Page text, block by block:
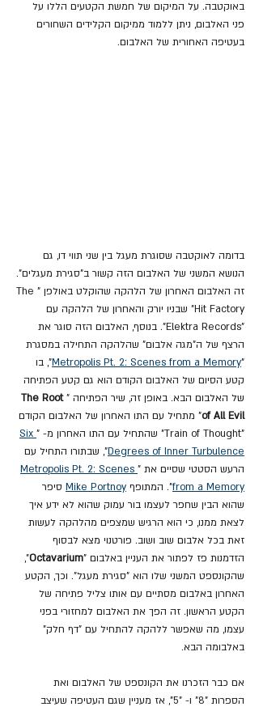
באוקטבה. על המיקום של חמשת הקטעים הללו על
פני האלבום, ניתן ללמוד ממיקום הקלידים השחורים
בעטיפה האחורית של האלבום.
בדומה לאוקטבה שסוגרת מעגל בין שני תווי דו, גם
הנושא המשני של האלבום הזה קשור ב"סגירת מעגלים".
זה האלבום האחרון של הלהקה שהוקלט באולפן "The
Hit Factory" שבניו יורק והאחרון של הלהקה עם
"Elektra Records". בנוסף, האלבום הזה סוגר את
הרצף של ה"מגה אלבום" שהלהקה התחילה במסגרת
"
Metropolis Pt. 2: Scenes from a Memory", בו
קטע הסיום של האלבום הקודם הוא גם קטע הפתיחה
של האלבום הבא. באופן זה, שיר הפתיחה "The Root
of All Evil" מתחיל עם התו האחרון של האלבום הקודם
"Train of Thought" שהתחיל עם התו האחרון מ- "
Six
Degrees of Inner Turbulence", שבתורו התחיל עם
הרעש הסטטי שסיים את " Metropolis Pt. 2: Scenes
from a Memory". המתופף Mike Portnoy סיפר
שהוא הבין שחפר לעצמו בור עמוק שהוא לא ידע איך
לצאת ממנו, כי הוא הרגיש שמצפים מהלהקה לעשות
זאת בכל אלבום שוב ושוב. פורטנוי מצא לבסוף
הזדמנות פז לפתור את העניין באלבום "Octavarium
",
שהקונספט המשני שלו הוא "סגירת מעגל". וכך, הקטע
האחרון באלבום מסתיים עם אותו צליל פתיחה של
הקטע הראשון. זה הפך את האלבום למחזורי בפני
עצמו, מה שאפשר ללהקה להתחיל עם "דף חלק"
באלבומה הבא.
אם כבר הזכרנו את הקונספט של האלבום ואת
הספרות "8" ו- "5", אז מעניין שגם העטיפה שעיצב